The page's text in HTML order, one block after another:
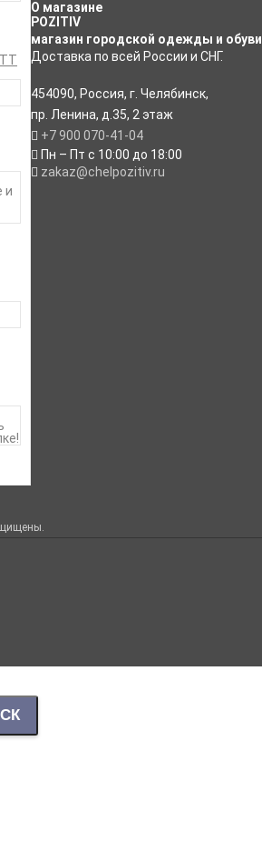
и
О магазине
POZITIV
магазин городской одежды и обуви
Доставка по всей России и СНГ.
454090, Россия, г. Челябинск,
пр. Ленина, д.35, 2 этаж
+7 900 070-41-04
Пн – Пт с 10:00 до 18:00
zakaz@chelpozitiv.ru